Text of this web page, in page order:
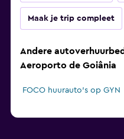
Maak je trip compleet
Andere
Aeroporto de Goiânia
FOCO huurauto's op GYN